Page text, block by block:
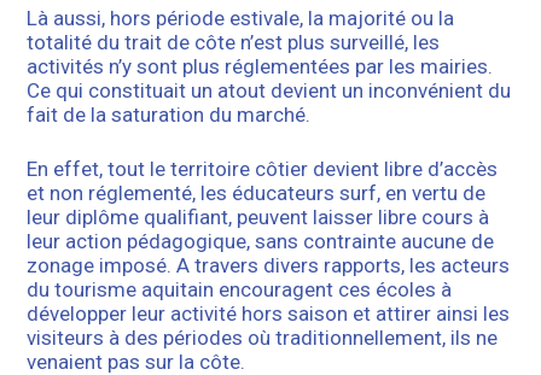
Là aussi, hors période estivale, la majorité ou la
totalité du trait de côte n’est plus surveillé, les
activités n’y sont plus réglementées par les mairies.
Ce qui constituait un atout devient un inconvénient du
fait de la saturation du marché.
En effet, tout le territoire côtier devient libre d’accès
et non réglementé, les éducateurs surf, en vertu de
leur diplôme qualifiant, peuvent laisser libre cours à
leur action pédagogique, sans contrainte aucune de
zonage imposé. A travers divers rapports, les acteurs
du tourisme aquitain encouragent ces écoles à
développer leur activité hors saison et attirer ainsi les
visiteurs à des périodes où traditionnellement, ils ne
venaient pas sur la côte.